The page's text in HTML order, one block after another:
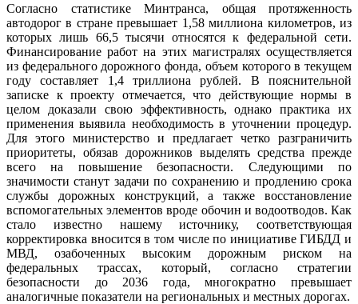
Согласно статистике Минтранса, общая протяженность
автодорог в стране превышает 1,58 миллиона километров, из
которых лишь 66,5 тысячи относятся к федеральной сети.
Финансирование работ на этих магистралях осуществляется
из федерального дорожного фонда, объем которого в текущем
году составляет 1,4 триллиона рублей. В пояснительной
записке к проекту отмечается, что действующие нормы в
целом доказали свою эффективность, однако практика их
применения выявила необходимость в уточнении процедур.
Для этого министерство и предлагает четко разграничить
приоритеты, обязав дорожников выделять средства прежде
всего на повышение безопасности. Следующими по
значимости станут задачи по сохранению и продлению срока
службы дорожных конструкций, а также восстановление
вспомогательных элементов вроде обочин и водоотводов. Как
стало известно нашему источнику, соответствующая
корректировка вносится в том числе по инициативе ГИБДД и
МВД, озабоченных высоким дорожным риском на
федеральных трассах, который, согласно стратегии
безопасности до 2036 года, многократно превышает
аналогичные показатели на региональных и местных дорогах.